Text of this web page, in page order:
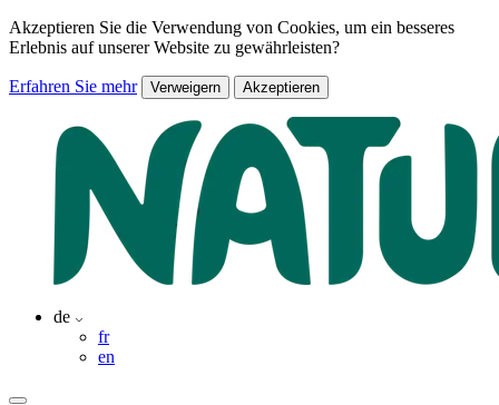
Akzeptieren Sie die Verwendung von Cookies, um ein besseres
Erlebnis auf unserer Website zu gewährleisten?
Erfahren Sie mehr Verweigern Akzeptieren
de
fr
en